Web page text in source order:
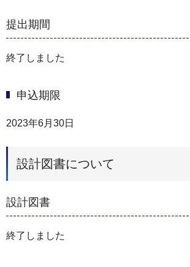
提出期間
終了しました
申込期限
2023年6月30日
設計図書について
設計図書
終了しました